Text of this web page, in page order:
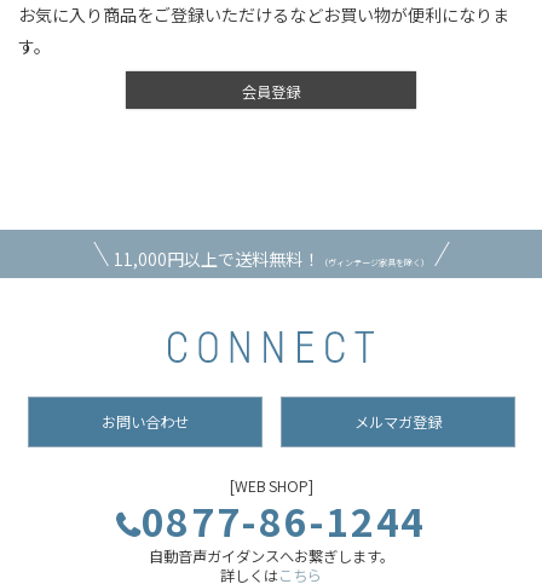
お気に入り商品をご登録いただけるなどお買い物が便利になりま
す。
会員登録
11,000円以上で送料無料！ （ヴィンテージ家具を除く）
お問い合わせ メルマガ登録
[WEB SHOP]
0877-86-1244
自動音声ガイダンスへお繋ぎします。
詳しくはこちら